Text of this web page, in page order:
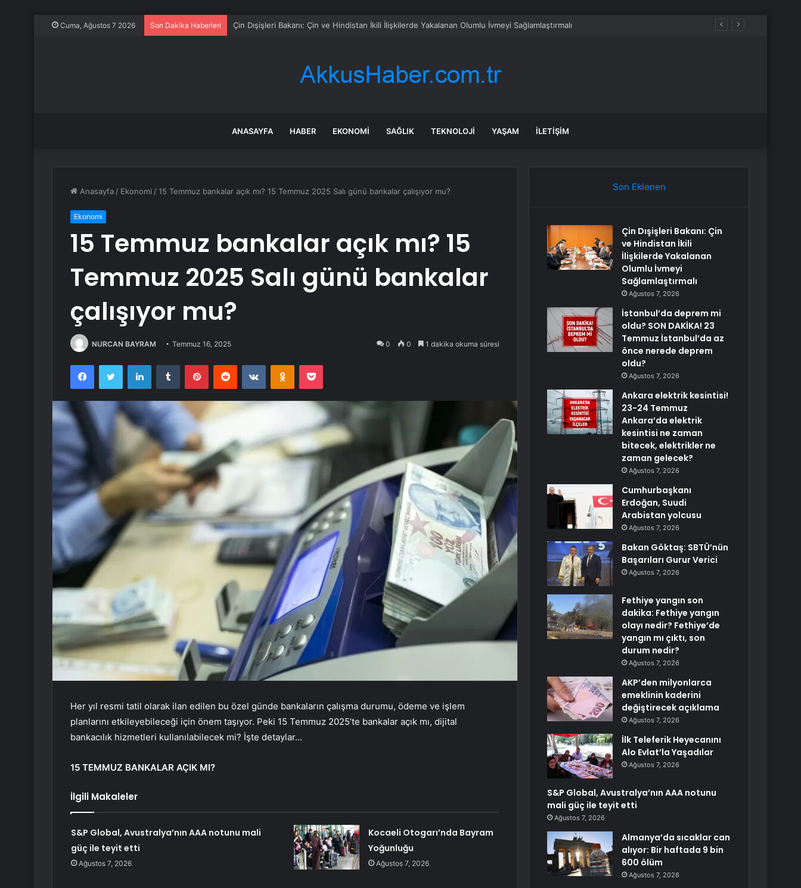
Cuma, Ağustos 7 2026 Son Dakika Haberleri İstanbul’da deprem mi oldu? SON DAKİKA! 23 Temmuz İstanbul’da az önce nerede deprem oldu?
ANASAYFA HABER EKONOMI SAĞLIK TEKNOLOJI YAŞAM İLETIŞIM
Anasayfa / Ekonomi /15 Temmuz bankalar açık mı? 15 Temmuz 2025 Salı günü bankalar çalışıyor mu?
Ekonomi
15 Temmuz bankalar açık mı? 15
Temmuz 2025 Salı günü bankalar
çalışıyor mu?
NURCAN BAYRAM Temmuz 16, 2025 0 0 1 dakika okuma süresi
FacebookTwitter LinkedInTumblr PinterestReddit VKontakteOdnoklassniki
Pocket
Her yıl resmi tatil olarak ilan edilen bu özel günde bankaların çalışma durumu, ödeme ve işlem
planlarını etkileyebileceği için önem taşıyor. Peki 15 Temmuz 2025’te bankalar açık mı, dijital
bankacılık hizmetleri kullanılabilecek mi? İşte detaylar…
15 TEMMUZ BANKALAR AÇIK MI?
İlgili Makaleler
S&P Global, Avustralya’nın AAA notunu mali
güç ile teyit etti
Ağustos 7, 2026
Kocaeli Otogarı’nda Bayram
Yoğunluğu
Ağustos 7, 2026
Son Eklenen
Çin Dışişleri Bakanı: Çin
ve Hindistan İkili
İlişkilerde Yakalanan
Olumlu İvmeyi
Sağlamlaştırmalı
Ağustos 7, 2026
İstanbul’da deprem mi
oldu? SON DAKİKA! 23
Temmuz İstanbul’da az
önce nerede deprem
oldu?
Ağustos 7, 2026
Ankara elektrik kesintisi!
23-24 Temmuz
Ankara’da elektrik
kesintisi ne zaman
bitecek, elektrikler ne
zaman gelecek?
Ağustos 7, 2026
Cumhurbaşkanı
Erdoğan, Suudi
Arabistan yolcusu
Ağustos 7, 2026
Bakan Göktaş: SBTÜ’nün
Başarıları Gurur Verici
Ağustos 7, 2026
Fethiye yangın son
dakika: Fethiye yangın
olayı nedir? Fethiye’de
yangın mı çıktı, son
durum nedir?
Ağustos 7, 2026
AKP’den milyonlarca
emeklinin kaderini
değiştirecek açıklama
Ağustos 7, 2026
İlk Teleferik Heyecanını
Alo Evlat’la Yaşadılar
Ağustos 7, 2026
S&P Global, Avustralya’nın AAA notunu
mali güç ile teyit etti
Ağustos 7, 2026
Almanya’da sıcaklar can
alıyor: Bir haftada 9 bin
600 ölüm
Ağustos 7, 2026